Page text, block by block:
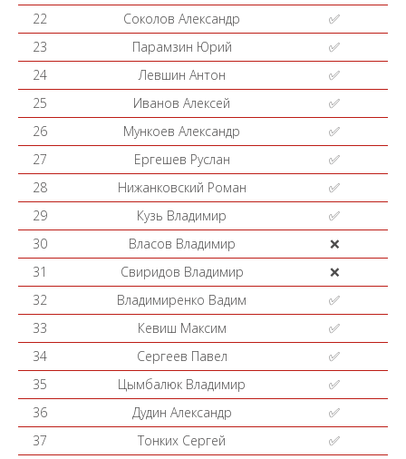
22
Соколов Александр
✅
23
Парамзин Юрий
✅
24
Левшин Антон
✅
25
Иванов Алексей
✅
26
Мункоев Александр
✅
27
Ергешев Руслан
✅
28
Нижанковский Роман
✅
29
Кузь Владимир
✅
30
Власов Владимир
❌
31
Свиридов Владимир
❌
32
Владимиренко Вадим
✅
33
Кевиш Максим
✅
34
Сергеев Павел
✅
35
Цымбалюк Владимир
✅
36
Дудин Александр
✅
37
Тонких Сергей
✅